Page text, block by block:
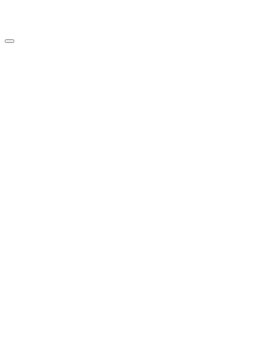
Scroll